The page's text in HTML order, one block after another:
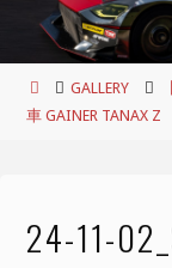
ホ
ー
GALLERY
車 GAINER TANAX Z
24-11-